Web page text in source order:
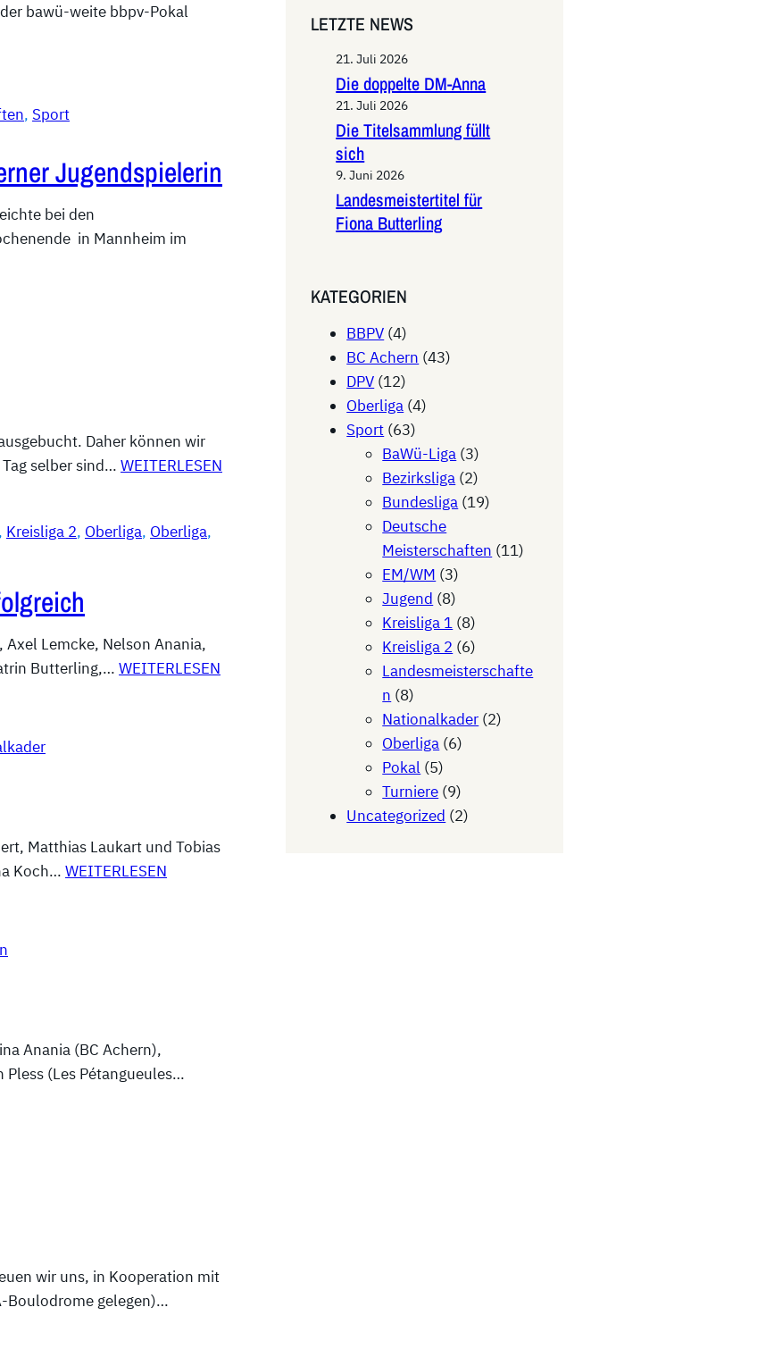
bawü-weite bbpv-Pokal
, Sport
Jugendspielerin
bei den
in Mannheim im
Daher können wir
selber sind… WEITERLESEN
Kreisliga 2, Oberliga, Oberliga
Lemcke, Nelson Anania,
Butterling,… WEITERLESEN
Matthias Laukart und Tobias
Koch… WEITERLESEN
Anania (BC Achern),
Pless (Les Pétangueules…
wir uns, in Kooperation mit
Boulodrome gelegen)…
LETZTE NEWS
21. Juli 2026
Die doppelte DM-Anna
21. Juli 2026
Die Titelsammlung füllt
sich
9. Juni 2026
Landesmeistertitel für
Fiona Butterling
KATEGORIEN
BBPV (4)
BC Achern (43)
DPV (12)
Oberliga (4)
Sport (63)
BaWü-Liga (3)
Bezirksliga (2)
Bundesliga (19)
Deutsche
Meisterschaften (11)
EM/WM (3)
Jugend (8)
Kreisliga 1 (8)
Kreisliga 2 (6)
Landesmeisterschafte
n (8)
Nationalkader (2)
Oberliga (6)
Pokal (5)
Turniere (9)
Uncategorized (2)